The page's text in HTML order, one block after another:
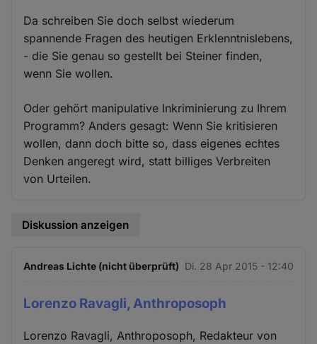
Da schreiben Sie doch selbst wiederum
spannende Fragen des heutigen Erklenntnislebens,
- die Sie genau so gestellt bei Steiner finden,
wenn Sie wollen.
Oder gehört manipulative Inkriminierung zu Ihrem
Programm? Anders gesagt: Wenn Sie kritisieren
wollen, dann doch bitte so, dass eigenes echtes
Denken angeregt wird, statt billiges Verbreiten
von Urteilen.
Diskussion anzeigen
Andreas Lichte (nicht überprüft) Di. 28 Apr 2015 - 12:40
Lorenzo Ravagli, Anthroposoph
Lorenzo Ravagli, Anthroposoph, Redakteur von